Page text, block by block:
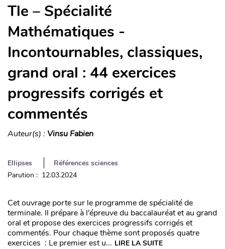
Tle – Spécialité
Mathématiques -
Incontournables, classiques,
grand oral : 44 exercices
progressifs corrigés et
commentés
Auteur(s) : Vinsu Fabien
Ellipses
Références sciences
Parution : 12.03.2024
Cet ouvrage porte sur le programme de spécialité de
terminale. Il prépare à l’épreuve du baccalauréat et au grand
oral et propose des exercices progressifs corrigés et
commentés. Pour chaque thème sont proposés quatre
exercices : Le premier est u... LIRE LA SUITE